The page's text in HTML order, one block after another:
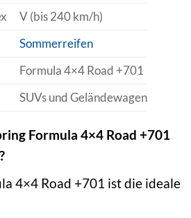
V (bis 240 km/h)
Sommerreifen
Formula 4×4 Road +701
SUVs und Geländewagen
Formula 4×4 Road +701
4×4 Road +701 ist die ideale